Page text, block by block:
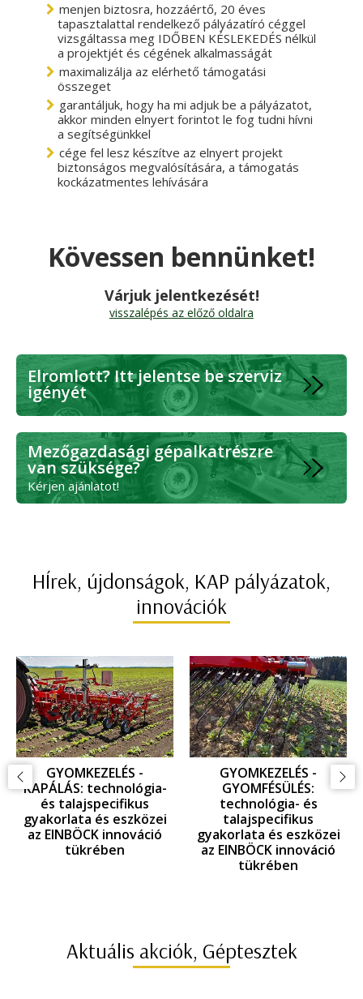
menjen biztosra, hozzáértő, 20 éves
tapasztalattal rendelkező pályázatíró céggel
vizsgáltassa meg IDŐBEN KÉSLEKEDÉS nélkül
a projektjét és cégének alkalmasságát
maximalizálja az elérhető támogatási
összeget
garantáljuk, hogy ha mi adjuk be a pályázatot,
akkor minden elnyert forintot le fog tudni hívni
a segítségünkkel
cége fel lesz készítve az elnyert projekt
biztonságos megvalósítására, a támogatás
kockázatmentes lehívására
Kövessen bennünket!
Várjuk jelentkezését!
visszalépés az előző oldalra
Elromlott? Itt jelentse be szerviz
igényét
Mezőgazdasági gépalkatrészre
van szüksége?
Kérjen ajánlatot!
HÍrek, újdonságok, KAP pályázatok,
innovációk
GYOMKEZELÉS -
KAPÁLÁS: technológia-
és talajspecifikus
gyakorlata és eszközei
az EINBÖCK innováció
tükrében
GYOMKEZELÉS -
GYOMFÉSÜLÉS:
technológia- és
talajspecifikus
gyakorlata és eszközei
az EINBÖCK innováció
tükrében
Aktuális akciók, Géptesztek